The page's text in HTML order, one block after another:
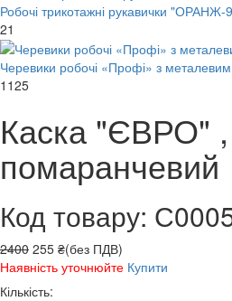
Робочі трикотажні рукавички
21
Черевики робочі «Профі» з
1125
Каска "ЄВРО" ,
помаранчевий
Код товару:
2400 255 ₴(без ПДВ)
Наявність уточнюйте Купити
Кількість: